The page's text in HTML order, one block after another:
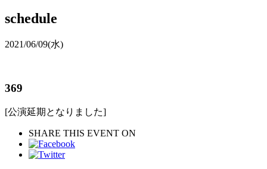
schedule
2021/06/09(水)
369
[公演延期となりました]
SHARE THIS EVENT ON